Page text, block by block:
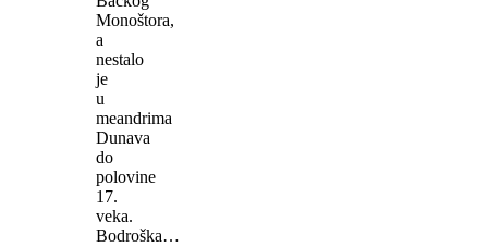
Monoštora,
a
nestalo
je
u
meandrima
Dunava
do
polovine
17.
veka.
Bodroška…